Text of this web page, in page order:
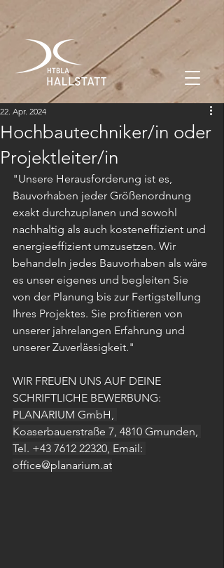
Hochbautechniker/in oder
Projektleiter/in
22. Apr. 2024
"Unsere Herausforderung ist es,
Bauvorhaben jeder Größenordnung
exakt durchzuplanen und sowohl
nachhaltig als auch kosteneffizient und
energieeffizient umzusetzen. Wir
behandeln jedes Bauvorhaben als wäre
es unser eigenes und begleiten Sie
von der Planung bis zur Fertigstellung
Ihres Projektes. Sie profitieren von
unserer jahrelangen Erfahrung und
unserer Zuverlässigkeit."
WIR FREUEN UNS AUF DEINE
SCHRIFTLICHE BEWERBUNG:
PLANARIUM GmbH,
Koaserbauerstraße 7, 4810 Gmunden,
Tel. +43 7612 22320, Email:
office@planarium.at